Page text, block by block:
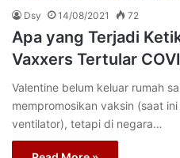
Dsy 14/08/2021 72
Apa yang Terjadi
Vaxxers Tertular
Valentine belum keluar rumah
mempromosikan vaksin (saat
ventilator), tetapi di negara…